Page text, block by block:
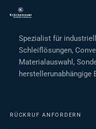
Spezialist für
Schleiflösungen,
Materialauswahl,
herstellerunabhängige
RÜCKRUF ANFORDERN